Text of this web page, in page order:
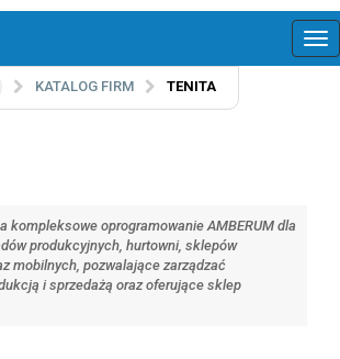
KATALOG FIRM TENITA
kompleksowe oprogramowanie AMBERUM dla
produkcyjnych, hurtowni, sklepów
mobilnych, pozwalające zarządzać
i sprzedażą oraz oferujące sklep